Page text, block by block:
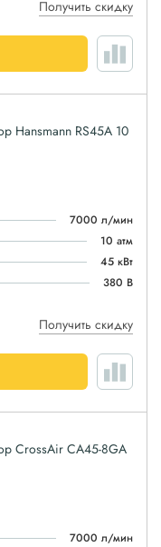
Получить скидку
Hansmann RS45A 10
7000 л/мин
10 атм
45 кВт
380 В
Получить скидку
CrossAir CA45-8GA
7000 л/мин